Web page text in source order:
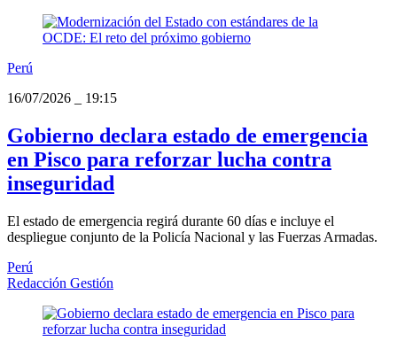
Perú
16/07/2026
19:15
Gobierno declara estado de emergencia
en Pisco para reforzar lucha contra
inseguridad
El estado de emergencia regirá durante 60 días e incluye el
despliegue conjunto de la Policía Nacional y las Fuerzas Armadas.
Perú
Redacción Gestión